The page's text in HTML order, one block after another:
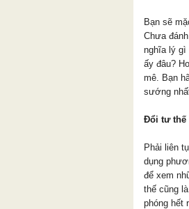
Bạn sẽ
Chưa
nghĩa lý gì
ấy đâu?
mê. Bạn
sướng
Đổi tư thế
Phải liên
dụng
để xem
thế cũng
phóng hết